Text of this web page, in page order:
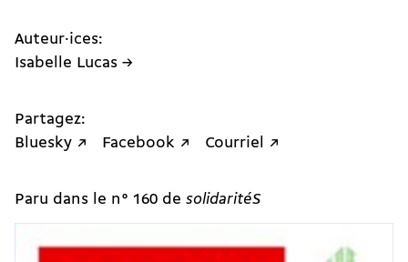
Auteur·ices:
Isabelle Lucas →
Partagez:
Bluesky ↗
Facebook ↗ Courriel ↗
Paru dans le n° 160 de solidaritéS